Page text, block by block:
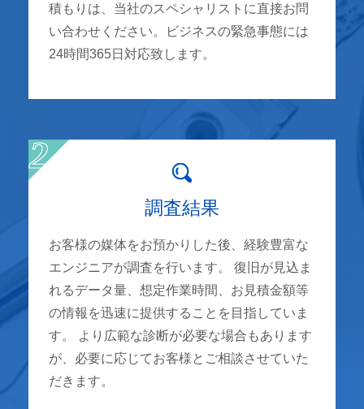
積もりは、当社のスペシャリストに直接お問
い合わせください。ビジネスの緊急事態には
24時間365日対応致します。
調査結果
お客様の媒体をお預かりした後、経験豊富な
エンジニアが調査を行います。 復旧が見込ま
れるデータ量、想定作業時間、お見積金額等
の情報を迅速に提供することを目指していま
す。 より広範な診断が必要な場合もあります
が、必要に応じてお客様とご相談させていた
だきます。